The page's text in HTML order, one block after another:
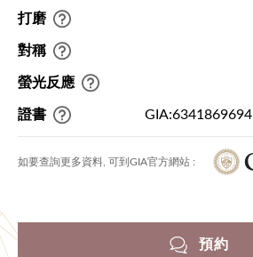
打磨
對稱
螢光反應
證書 GIA:6341869694
如要查詢更多資料, 可到GIA官方網站 :
預約